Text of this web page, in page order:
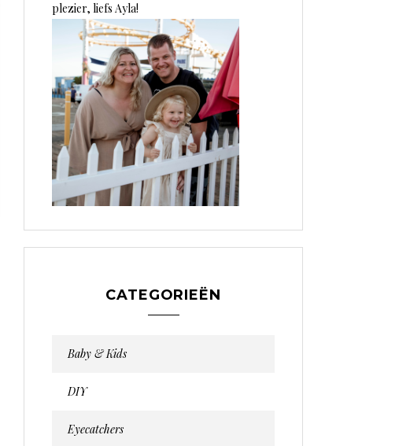
plezier, liefs Ayla!
CATEGORIEËN
Baby & Kids
DIY
Eyecatchers